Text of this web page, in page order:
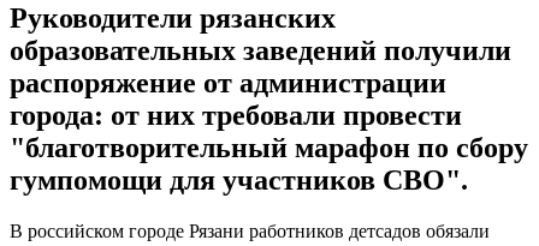
Руководители рязанских
образовательных заведений получили
распоряжение от администрации
города: от них требовали провести
"благотворительный марафон по сбору
гумпомощи для участников СВО".
В российском городе Рязани работников детсадов обязали